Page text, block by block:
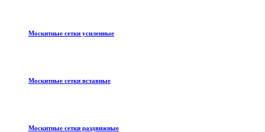
Москитные сетки усиленные
Москитные сетки вставные
Москитные сетки раздвижные